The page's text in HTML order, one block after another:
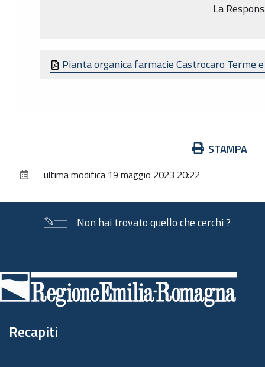
La
Pianta organica farmacie Castrocaro Terme
documento
STAMPA
ultima modifica 19 maggio 2023 20:22
Non hai trovato quello che cerchi ?
di
pagina
Recapiti